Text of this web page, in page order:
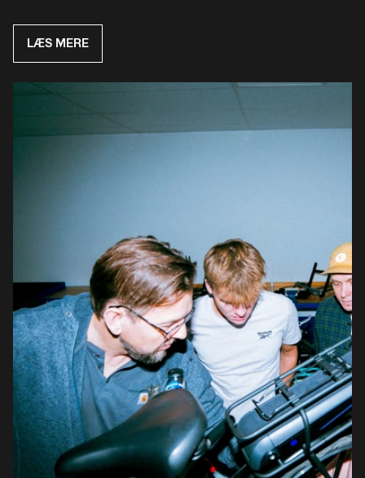
LÆS MERE